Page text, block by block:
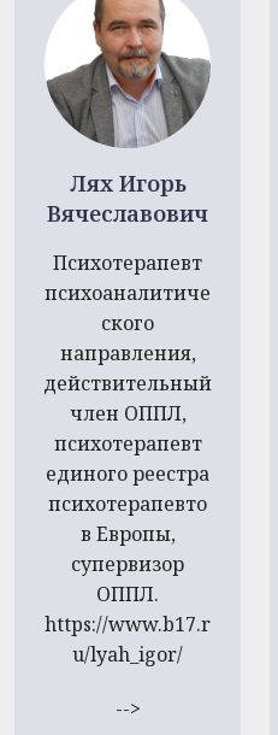
Лях Игорь
Вячеславович
Психотерапевт
психоаналитиче
ского
направления,
действительный
член ОППЛ,
психотерапевт
единого реестра
психотерапевто
в Европы,
супервизор
ОППЛ.
https://www.b17.r
u/lyah_igor/
-->